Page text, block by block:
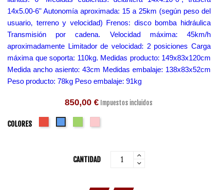
14x5.00-6" Autonomía aproximada: 15 a 25km (según peso del
usuario, terreno y velocidad) Frenos: disco bomba hidráulica
Transmisión por cadena. Velocidad máxima: 45km/h
aproximadamente Limitador de velocidad: 2 posiciones Carga
máxima que soporta: 110kg. Medidas producto: 149x83x120cm
Medida ancho asiento: 43cm Medidas embalaje: 138x83x52cm
Peso producto: 78kg Peso embalaje: 91kg
850,00 € Impuestos incluidos
COLORES
CANTIDAD